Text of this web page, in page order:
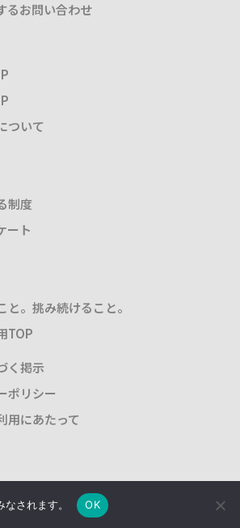
るお問い合わせ
ついて
制度
ート
と。挑み続けること。
TOP
く掲示
ポリシー
用にあたって
されます。 OK